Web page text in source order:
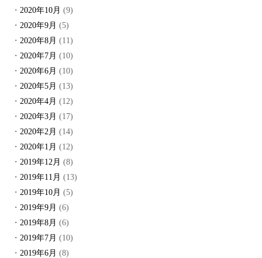
2020年10月 (9)
2020年9月 (5)
2020年8月 (11)
2020年7月 (10)
2020年6月 (10)
2020年5月 (13)
2020年4月 (12)
2020年3月 (17)
2020年2月 (14)
2020年1月 (12)
2019年12月 (8)
2019年11月 (13)
2019年10月 (5)
2019年9月 (6)
2019年8月 (6)
2019年7月 (10)
2019年6月 (8)